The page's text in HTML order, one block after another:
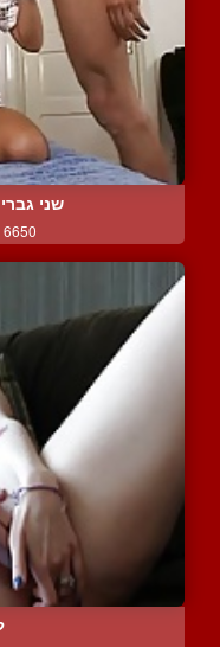
שני
6650 צפיות